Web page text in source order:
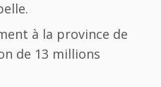
à la province de
de 13 millions